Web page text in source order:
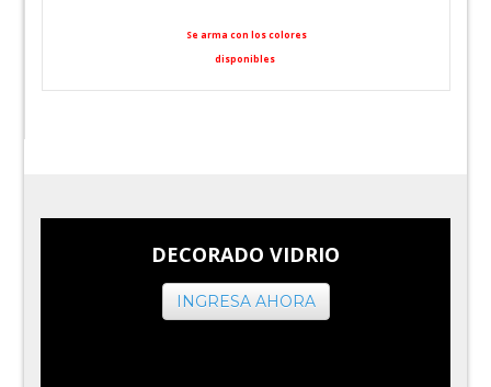
Se arma con los colores
disponibles
DECORADO VIDRIO
INGRESA AHORA